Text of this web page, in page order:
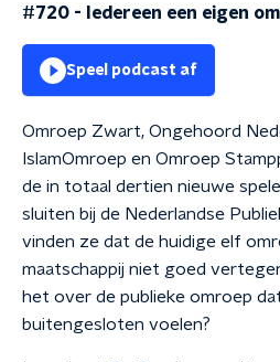
#720 - Iedereen een eigen
Speel podcast af
Omroep Zwart, Ongehoord
IslamOmroep en Omroep
de in totaal dertien nieuwe
sluiten bij de Nederlandse
vinden ze dat de huidige elf
maatschappij niet goed
het over de publieke omroep
buitengesloten voelen?